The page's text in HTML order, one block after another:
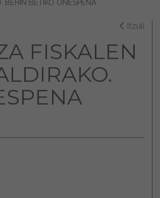
BEHIN BETIKO ONESPENA
Itzuli
FISKALEN